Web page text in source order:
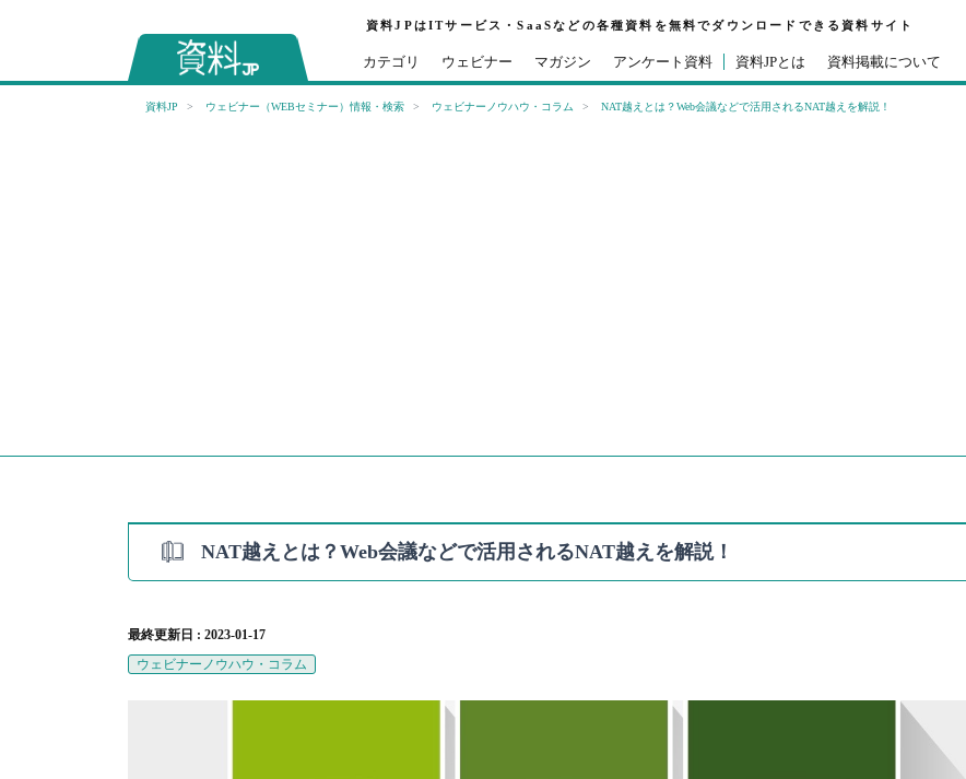
資料JPはITサービス・SaaSなどの各種資料を無料でダウンロードできる資料サイト
カテゴリ ウェビナー マガジン アンケート資料 資料JPとは 資料掲載について
資料JP ウェビナー（WEBセミナー）情報・検索 ウェビナーノウハウ・コラム NAT越えとは？Web会議などで活用されるNAT越えを解説！
NAT越えとは？Web会議などで活用されるNAT越えを解説！
最終更新日 : 2023-01-17
ウェビナーノウハウ・コラム